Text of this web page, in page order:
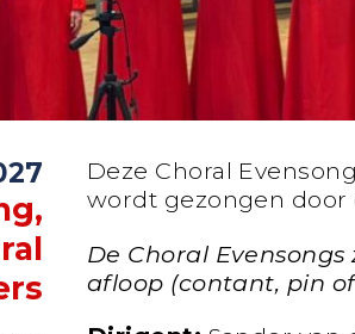
Deze Choral
wordt gezongen door
De Choral
afloop (contant, pin